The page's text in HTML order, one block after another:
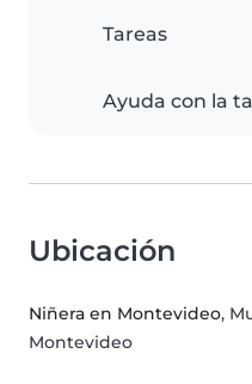
Tareas
Ayuda con la
Ubicación
Niñera en Montevideo,
Montevideo